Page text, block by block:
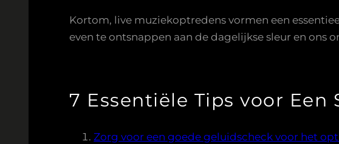
Kortom, live muziekoptredens vormen een
even te ontsnappen aan de dagelijkse sleur en ons
7 Essentiële Tips voor
Zorg voor een goede geluidscheck voor het